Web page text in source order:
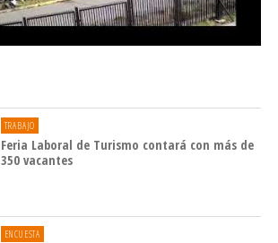
TRABAJO
Feria Laboral de Turismo contará con más de
350 vacantes
ENCUESTA